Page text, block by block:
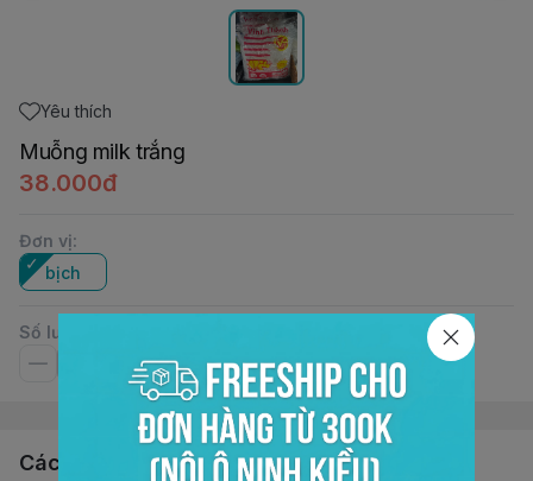
Yêu thích
Muỗng milk trắng
38.000đ
Đơn vị:
bịch
Số lượng
Các sản phẩm, dịch vụ khác